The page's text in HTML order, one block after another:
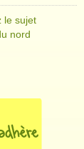
le sujet
nord